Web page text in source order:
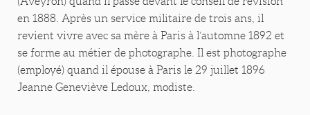
en 1888. Après un service militaire de trois ans, il
revient vivre avec sa mère à Paris à l’automne 1892 et
se forme au métier de photographe. Il est photographe
(employé) quand il épouse à Paris le 29 juillet 1896
Jeanne Geneviève Ledoux, modiste.